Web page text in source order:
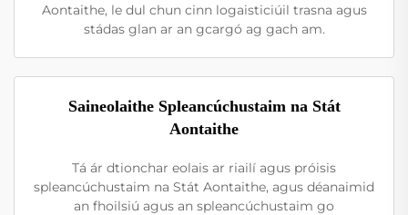
Aontaithe, le dul chun cinn logaisticiúil trasna agus
stádas glan ar an gcargó ag gach am.
Saineolaithe Spleancúchustaim na Stát
Aontaithe
Tá ár dtionchar eolais ar riailí agus próisis
spleancúchustaim na Stát Aontaithe, agus déanaimid
an fhoilsiú agus an spleancúchustaim go